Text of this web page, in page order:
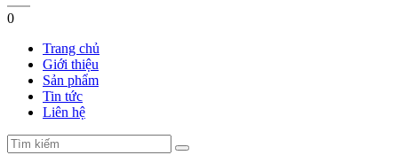
0
Trang chủ
Giới thiệu
Sản phẩm
Tin tức
Liên hệ